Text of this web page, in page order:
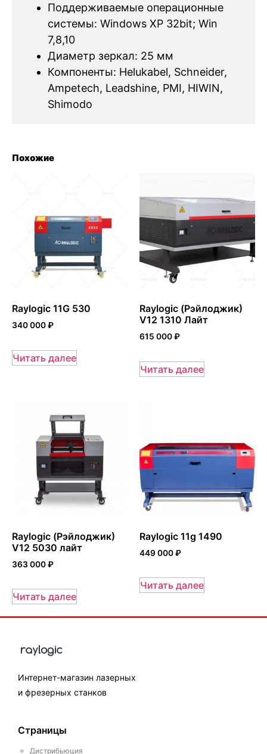
Поддерживаемые операционные
системы: Windows XP 32bit; Win
7,8,10
Диаметр зеркал: 25 мм
Компоненты: Helukabel, Schneider,
Ampetech, Leadshine, PMI, HIWIN,
Shimodo
Похожие
Raylogic 11G 530
340 000₽
Читать далее
Raylogic (Рэйлоджик)
V12 1310 Лайт
615 000₽
Читать далее
Raylogic (Рэйлоджик)
V12 5030 лайт
363 000₽
Читать далее
Raylogic 11g 1490
449 000₽
Читать далее
Интернет-магазин лазерных
и фрезерных станков
Страницы
Дистрибьюция